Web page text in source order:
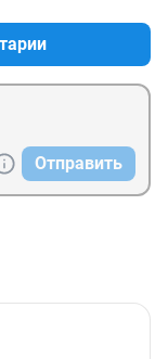
Отправить